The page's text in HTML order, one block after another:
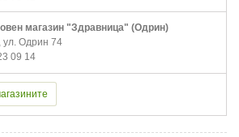
магазин "Здравница" (Одрин)
ул. Одрин 74
09 14